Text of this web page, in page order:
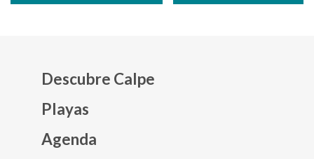
Descubre Calpe
Playas
Agenda